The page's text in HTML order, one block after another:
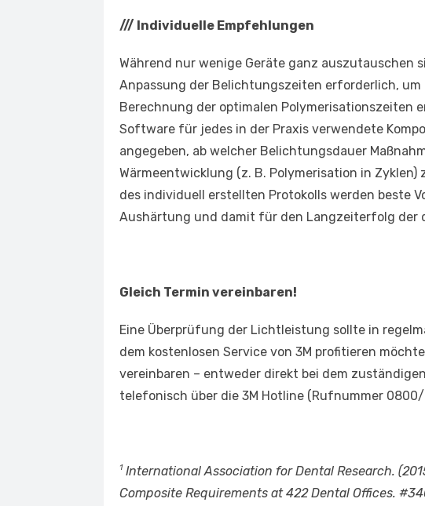
/// Individuelle Empfehlungen
Während nur wenige Geräte ganz auszutauschen
Anpassung der Belichtungszeiten erforderlich,
Berechnung der optimalen Polymerisationszeiten
Software für jedes in der Praxis verwendete
angegeben, ab welcher Belichtungsdauer
Wärmeentwicklung (z. B. Polymerisation in
des individuell erstellten Protokolls werden beste
Aushärtung und damit für den Langzeiterfolg der
Gleich Termin vereinbaren!
Eine Überprüfung der Lichtleistung sollte in
dem kostenlosen Service von 3M profitieren
vereinbaren – entweder direkt bei dem
telefonisch über die 3M Hotline (Rufnummer 0800/
1 International Association for Dental Research.
Composite Requirements at 422 Dental Offices.